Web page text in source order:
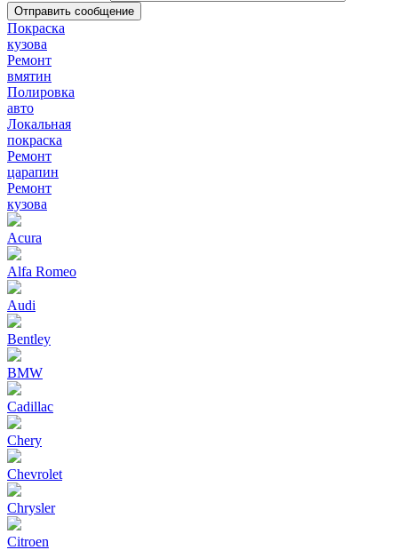
Покраска
кузова
Ремонт
вмятин
Полировка
авто
Локальная
покраска
Ремонт
царапин
Ремонт
кузова
Acura
Alfa Romeo
Audi
Bentley
BMW
Cadillac
Chery
Chevrolet
Chrysler
Citroen